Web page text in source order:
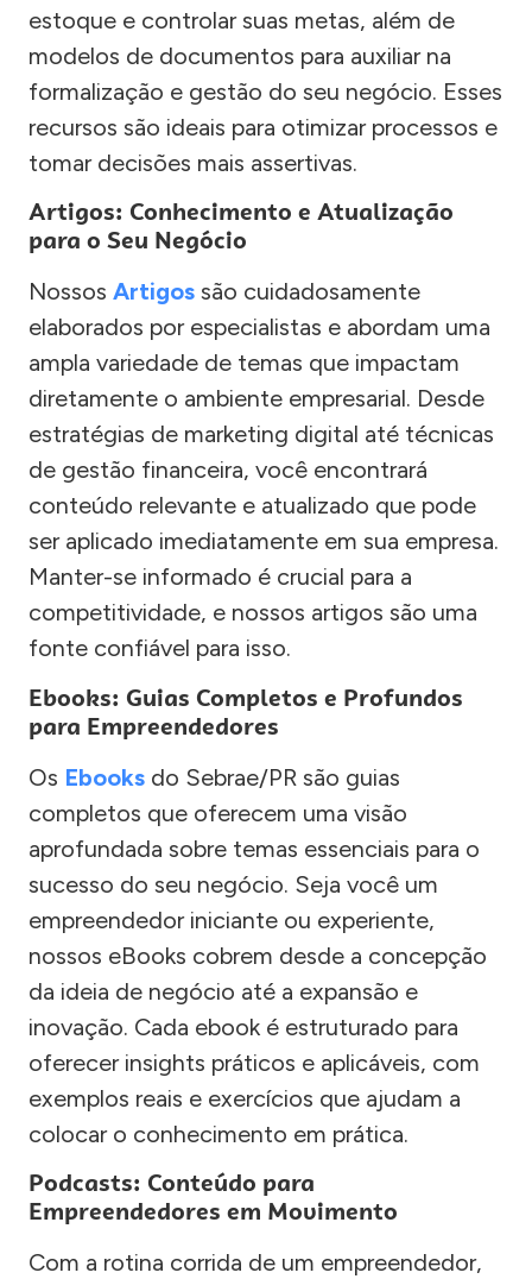
estoque e controlar suas metas, além de
modelos de documentos para auxiliar na
formalização e gestão do seu negócio. Esses
recursos são ideais para otimizar processos e
tomar decisões mais assertivas.
Artigos: Conhecimento e Atualização
para o Seu Negócio
Nossos Artigos são cuidadosamente
elaborados por especialistas e abordam uma
ampla variedade de temas que impactam
diretamente o ambiente empresarial. Desde
estratégias de marketing digital até técnicas
de gestão financeira, você encontrará
conteúdo relevante e atualizado que pode
ser aplicado imediatamente em sua empresa.
Manter-se informado é crucial para a
competitividade, e nossos artigos são uma
fonte confiável para isso.
Ebooks: Guias Completos e Profundos
para Empreendedores
Os Ebooks do Sebrae/PR são guias
completos que oferecem uma visão
aprofundada sobre temas essenciais para o
sucesso do seu negócio. Seja você um
empreendedor iniciante ou experiente,
nossos eBooks cobrem desde a concepção
da ideia de negócio até a expansão e
inovação. Cada ebook é estruturado para
oferecer insights práticos e aplicáveis, com
exemplos reais e exercícios que ajudam a
colocar o conhecimento em prática.
Podcasts: Conteúdo para
Empreendedores em Movimento
Com a rotina corrida de um empreendedor,